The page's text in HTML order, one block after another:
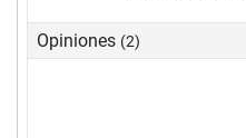
Opiniones (2)